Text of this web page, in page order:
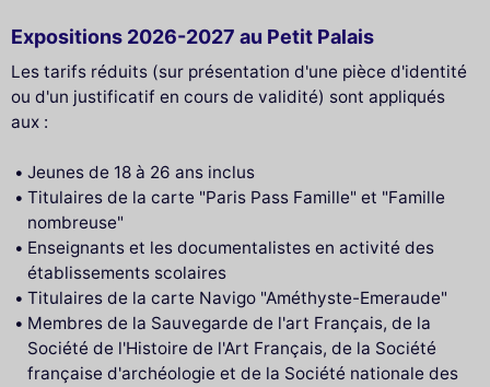
Expositions 2026-2027 au Petit Palais
Les tarifs réduits (sur présentation d'une pièce d'identité
ou d'un justificatif en cours de validité) sont appliqués
aux :
Jeunes de 18 à 26 ans inclus
Titulaires de la carte "Paris Pass Famille" et "Famille
nombreuse"
Enseignants et les documentalistes en activité des
établissements scolaires
Titulaires de la carte Navigo "Améthyste-Emeraude"
Membres de la Sauvegarde de l'art Français, de la
Société de l'Histoire de l'Art Français, de la Société
française d'archéologie et de la Société nationale des